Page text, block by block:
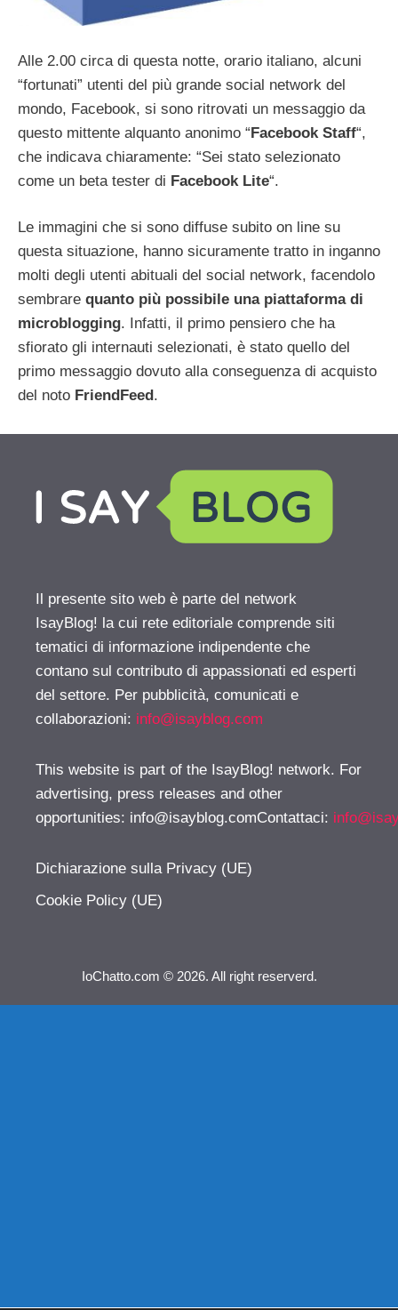
Alle 2.00 circa di questa notte, orario italiano, alcuni
“fortunati” utenti del più grande social network del
mondo, Facebook, si sono ritrovati un messaggio da
questo mittente alquanto anonimo “Facebook Staff“,
che indicava chiaramente: “Sei stato selezionato
come un beta tester di Facebook Lite“.
Le immagini che si sono diffuse subito on line su
questa situazione, hanno sicuramente tratto in inganno
molti degli utenti abituali del social network, facendolo
sembrare quanto più possibile una piattaforma di
microblogging. Infatti, il primo pensiero che ha
sfiorato gli internauti selezionati, è stato quello del
primo messaggio dovuto alla conseguenza di acquisto
del noto FriendFeed .
Il presente sito web è parte del network
IsayBlog! la cui rete editoriale comprende siti
tematici di informazione indipendente che
contano sul contributo di appassionati ed esperti
del settore. Per pubblicità, comunicati e
collaborazioni: info@isayblog.com
This website is part of the IsayBlog! network. For
advertising, press releases and other
opportunities: info@isayblog.comContattaci:
Dichiarazione sulla Privacy (UE)
Cookie Policy (UE)
IoChatto.com © 2026. All right reserverd.